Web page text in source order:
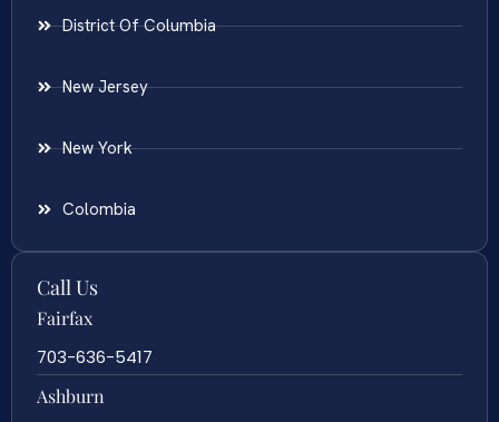
District Of Columbia
New Jersey
New York
Colombia
Call Us
Fairfax
703-636-5417
Ashburn